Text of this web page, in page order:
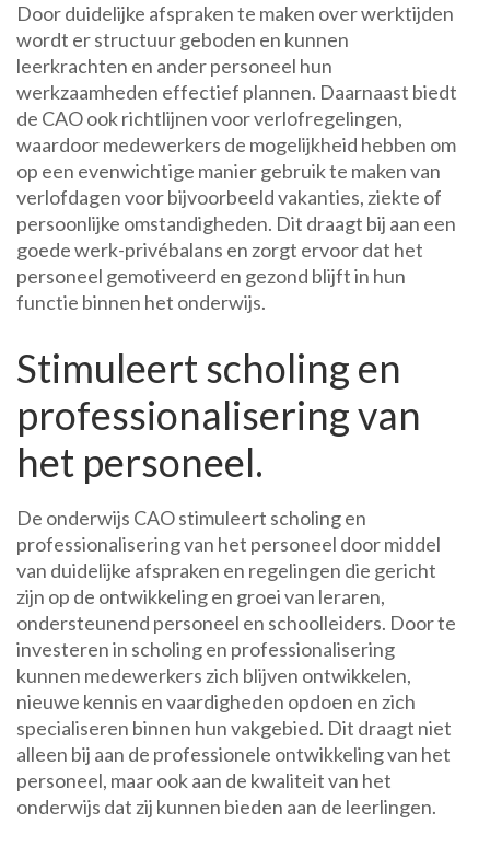
Door duidelijke afspraken te maken over werktijden
wordt er structuur geboden en kunnen
leerkrachten en ander personeel hun
werkzaamheden effectief plannen. Daarnaast biedt
de CAO ook richtlijnen voor verlofregelingen,
waardoor medewerkers de mogelijkheid hebben om
op een evenwichtige manier gebruik te maken van
verlofdagen voor bijvoorbeeld vakanties, ziekte of
persoonlijke omstandigheden. Dit draagt bij aan een
goede werk-privébalans en zorgt ervoor dat het
personeel gemotiveerd en gezond blijft in hun
functie binnen het onderwijs.
Stimuleert scholing en
professionalisering van
het personeel.
De onderwijs CAO stimuleert scholing en
professionalisering van het personeel door middel
van duidelijke afspraken en regelingen die gericht
zijn op de ontwikkeling en groei van leraren,
ondersteunend personeel en schoolleiders. Door te
investeren in scholing en professionalisering
kunnen medewerkers zich blijven ontwikkelen,
nieuwe kennis en vaardigheden opdoen en zich
specialiseren binnen hun vakgebied. Dit draagt niet
alleen bij aan de professionele ontwikkeling van het
personeel, maar ook aan de kwaliteit van het
onderwijs dat zij kunnen bieden aan de leerlingen.